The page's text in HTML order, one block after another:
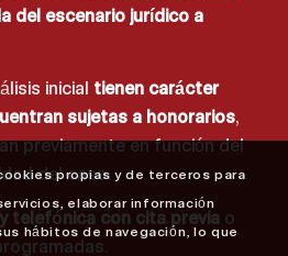
del escenario jurídico a
inicial tienen carácter
sujetas a honorarios,
previamente en función del
del caso.
telefónica con cita previa o
propias y de terceros para
elaborar información
hábitos de navegación, lo que